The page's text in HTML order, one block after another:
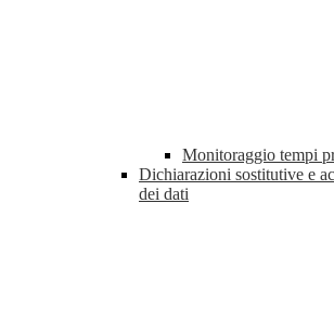
Monitoraggio tempi
Dichiarazioni sostitutive e
dei dati